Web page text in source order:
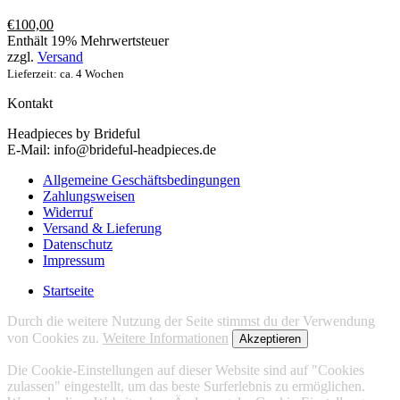
€100,00
Enthält 19% Mehrwertsteuer
zzgl. Versand
Lieferzeit: ca. 4 Wochen
Kontakt
Headpieces by Brideful
E-Mail: info@brideful-headpieces.de
Allgemeine Geschäftsbedingungen
Zahlungsweisen
Widerruf
Versand & Lieferung
Datenschutz
Impressum
Startseite
Durch die weitere Nutzung der Seite stimmst du der Verwendung
von Cookies zu. Weitere Informationen Akzeptieren
Die Cookie-Einstellungen auf dieser Website sind auf "Cookies
zulassen" eingestellt, um das beste Surferlebnis zu ermöglichen.